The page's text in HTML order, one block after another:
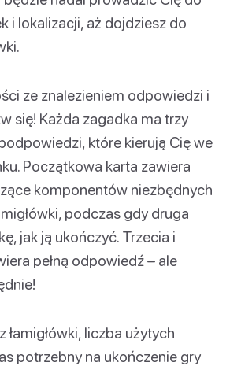
i lokalizacji, aż dojdziesz do
ze znalezieniem odpowiedzi i
się! Każda zagadka ma trzy
które kierują Cię we
Początkowa karta zawiera
komponentów niezbędnych
podczas gdy druga
jak ją ukończyć. Trzecia i
pełną odpowiedź – ale
łamigłówki, liczba użytych
potrzebny na ukończenie gry